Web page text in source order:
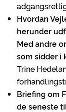
Hvordan
herunder
Med andre
som sidder i
Trine
Briefing om
de seneste